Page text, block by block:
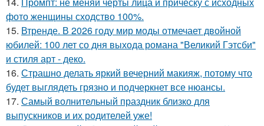
фото женщины сходство 100%.
15. Втренде. В 2026 году мир моды отмечает двойной
юбилей: 100 лет со дня выхода романа "Великий Гэтсби"
и стиля арт - деко.
16. Страшно делать яркий вечерний макияж, потому что
будет выглядеть грязно и подчеркнет все нюансы.
17. Самый волнительный праздник близко для
выпускников и их родителей уже!